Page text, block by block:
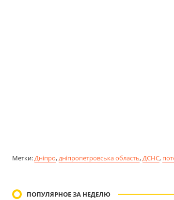
Метки:Дніпро,дніпропетровська область,ДСНС,
ПОПУЛЯРНОЕ ЗА НЕДЕЛЮ